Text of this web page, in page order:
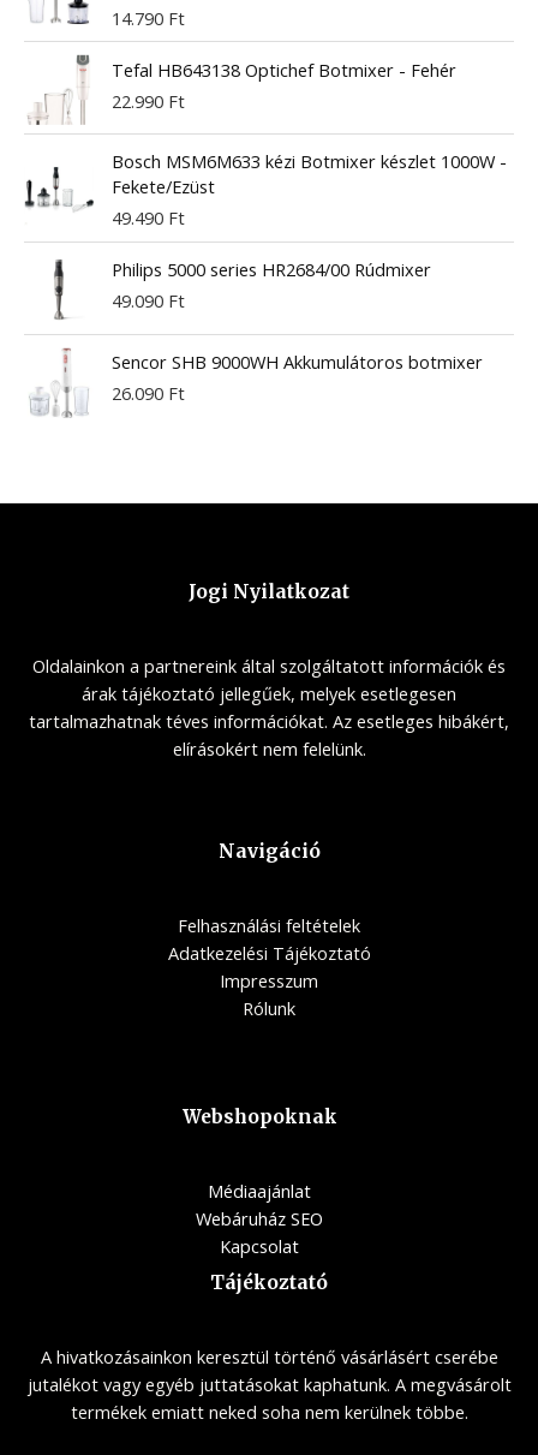
14.790 Ft
Tefal HB643138 Optichef Botmixer - Fehér
22.990 Ft
Bosch MSM6M633 kézi Botmixer készlet 1000W -
Fekete/Ezüst
49.490 Ft
Philips 5000 series HR2684/00 Rúdmixer
49.090 Ft
Sencor SHB 9000WH Akkumulátoros botmixer
26.090 Ft
Jogi Nyilatkozat
Oldalainkon a partnereink által szolgáltatott információk és
árak tájékoztató jellegűek, melyek esetlegesen
tartalmazhatnak téves információkat. Az esetleges hibákért,
elírásokért nem felelünk.
Navigáció
Felhasználási feltételek
Adatkezelési Tájékoztató
Impresszum
Rólunk
Webshopoknak
Médiaajánlat
Webáruház SEO
Kapcsolat
Tájékoztató
A hivatkozásainkon keresztül történő vásárlásért cserébe
jutalékot vagy egyéb juttatásokat kaphatunk. A megvásárolt
termékek emiatt neked soha nem kerülnek többe.